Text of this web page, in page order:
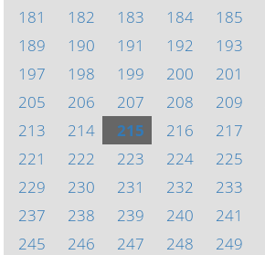
181
182 183 184 185
189
190 191 192 193
197
198 199 200 201
205
206 207 208 209
213
214 215 216 217
221
222 223 224 225
229
230 231 232 233
237
238 239 240 241
245
246 247 248 249